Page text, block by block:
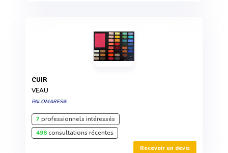
CUIR
VEAU
PALOMARES®
7professionnels intéressés
496consultations récentes
Recevoir un devis